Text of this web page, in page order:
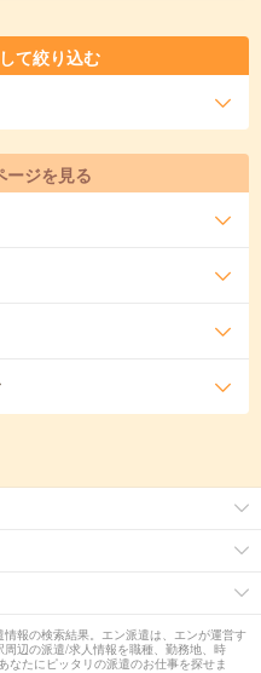
て絞り込む
ージを見る
報の検索結果。エン派遣は、エンが運営す
辺の派遣/求人情報を職種、勤務地、時
なたにピッタリの派遣のお仕事を探せま